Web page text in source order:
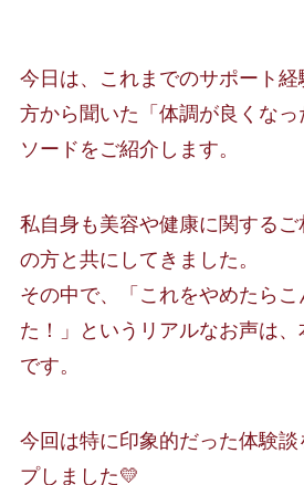
今日は、これまでのサポート
方から聞いた「体調が良くな
ソードをご紹介します。
私自身も美容や健康に関する
の方と共にしてきました。
その中で、「これをやめたらこ
た！」というリアルなお声は
です。
今回は特に印象的だった体験談
プしました💛